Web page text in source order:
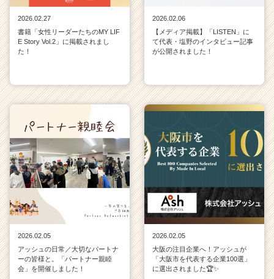
2026.02.27
書籍「女性リーダーたちのMY LIF
E Story Vol.2」に掲載されまし
た！
2026.02.06
【メディア掲載】「LISTEN」に
て代表・塩野のインタビュー記事
が公開されました！
2026.02.05
アッシュの日常／大切なパートナ
ーの皆様と。「パートナー親睦
会」を開催しました！
2026.02.05
大阪の注目企業へ！アッシュが
「大阪市を代表する企業100選」
に選出されました🏆✨